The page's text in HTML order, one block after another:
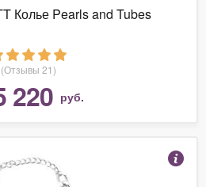
Колье Pearls and Tubes
(Отзывы 21)
220 руб.